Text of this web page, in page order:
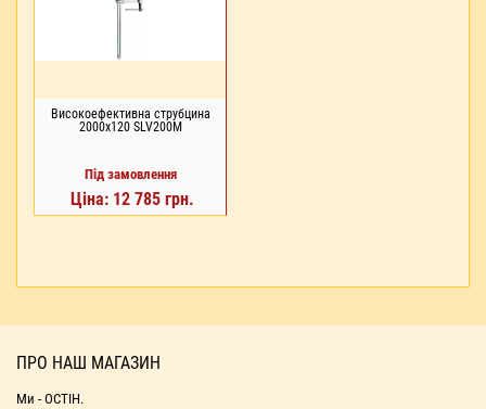
Високоефективна струбцина
2000x120 SLV200M
Під замовлення
Ціна: 12 785 грн.
ПРО НАШ МАГАЗИН
Ми - ОСТІН.